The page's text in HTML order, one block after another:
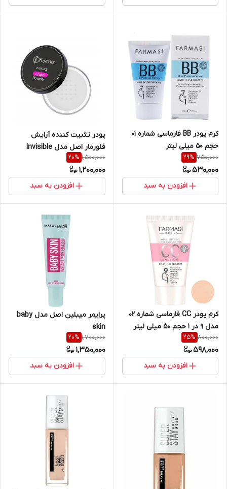
کرم پودر BB فارماسی شماره ۰۱
حجم ۵۰ میلی لیتر
750,000
29%
530,000
افزودن به سبد
پودر تثبیت کننده آرایش
فلورمار اصل مدل Invisible
1,500,000
20%
1,200,000
افزودن به سبد
کرم پودر CC فارماسی شماره ۰۲
مدل ۹ در ۱ حجم ۵۰ میلی لیتر
800,000
25%
598,000
افزودن به سبد
پرایمر میبلین اصل مدل baby
skin
1,700,000
20%
1,350,000
افزودن به سبد